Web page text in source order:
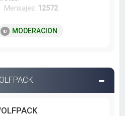
Mensajes: 12572
MODERACION